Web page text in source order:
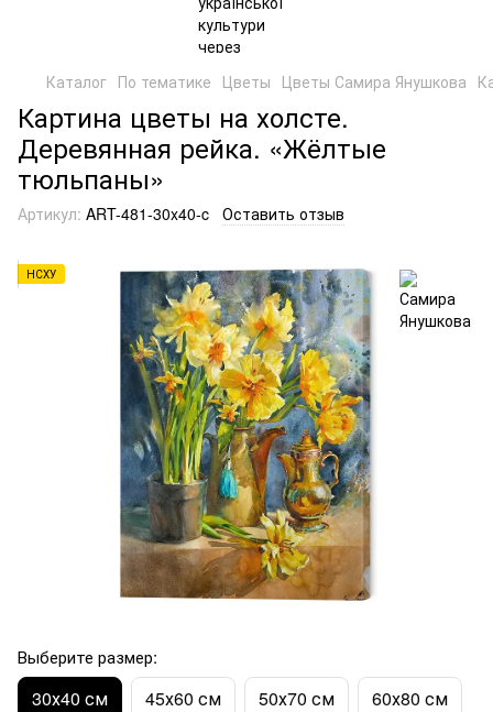
Каталог По тематике Цветы Цветы Самира Янушкова
Картина цветы на холсте.
Деревянная рейка. «Жёлтые
тюльпаны»
Артикул: ART-481-30x40-c Оставить отзыв
НСХУ
Выберите размер:
30х40 см 45х60 см 50х70 см 60х80 см